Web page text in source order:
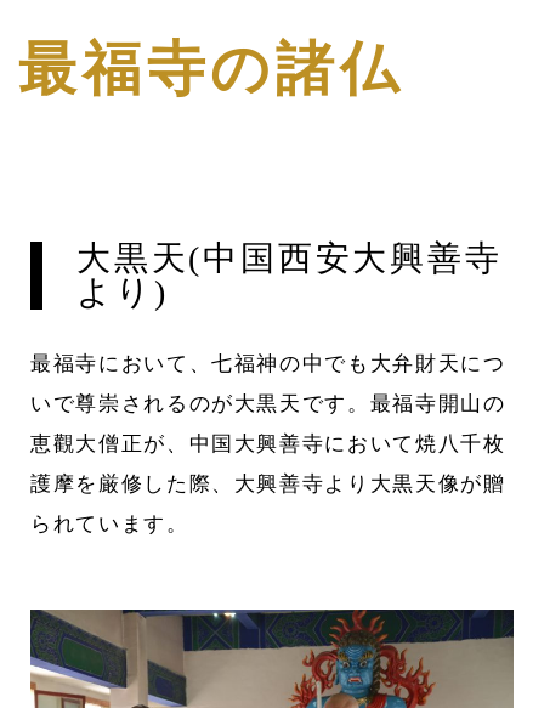
最福寺の諸仏
大黒天(中国西安大興善寺
より)
最福寺において、七福神の中でも大弁財天につ
いで尊崇されるのが大黒天です。最福寺開山の
恵觀大僧正が、中国大興善寺において焼八千枚
護摩を厳修した際、大興善寺より大黒天像が贈
られています。